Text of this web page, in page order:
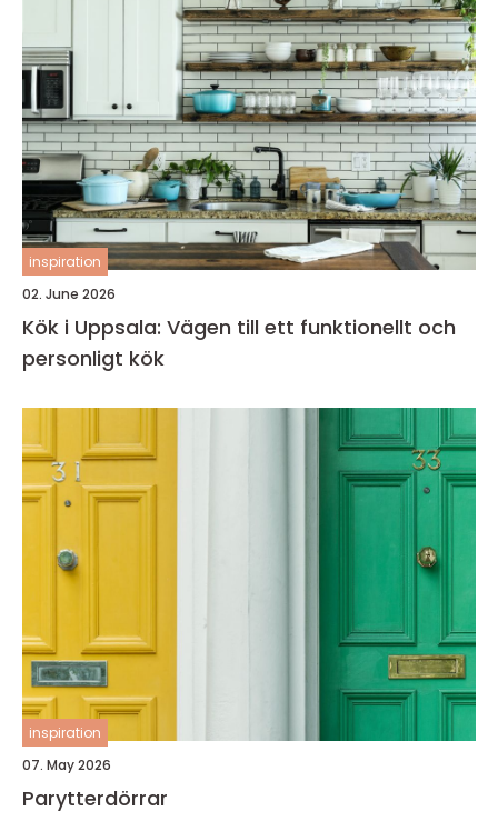
inspiration
02. June 2026
Kök i Uppsala: Vägen till ett funktionellt och
personligt kök
inspiration
07. May 2026
Parytterdörrar